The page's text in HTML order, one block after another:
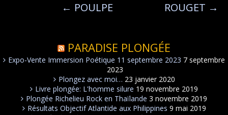
← POULPE ROUGET →
PARADISE PLONGÉE
Expo-Vente Immersion Poétique 11 septembre 2023 7 septembre
2023
Plongez avec moi… 23 janvier 2020
Livre plongée: L'homme silure 19 novembre 2019
Plongée Richelieu Rock en Thaïlande 3 novembre 2019
Résultats Objectif Atlantide aux Philippines 9 mai 2019